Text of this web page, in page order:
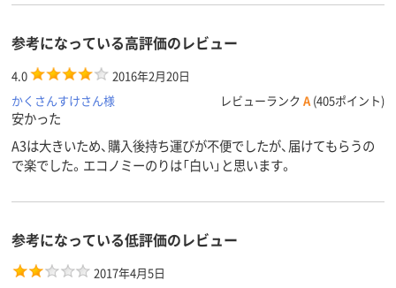
参考になっている高評価のレビュー
4.0
2016年2月20日
かくさんすけさん様
レビューランク A (405ポイント)
安かった
A3は大きいため、購入後持ち運びが不便でしたが、届けてもらうの
で楽でした。エコノミーのりは「白い」と思います。
参考になっている低評価のレビュー
2017年4月5日